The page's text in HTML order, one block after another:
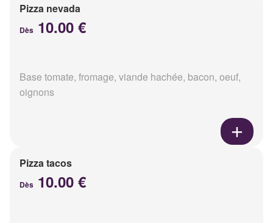
Pizza nevada
Dès 10.00 €
Base tomate, fromage, viande hachée, bacon, oeuf,
oignons
Pizza tacos
Dès 10.00 €